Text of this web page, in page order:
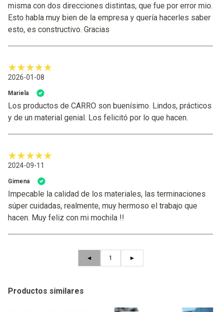
misma con dos direcciones distintas, que fue por error mio.
Esto habla muy bien de la empresa y quería hacerles saber
esto, es constructivo. Gracias
2026-01-08
Mariela
Los productos de CARRO son buenísimo. Lindos, prácticos
y de un material genial. Los felicitó por lo que hacen.
2024-09-11
Gimena
Impecable la calidad de los materiales, las terminaciones
súper cuidadas, realmente, muy hermoso el trabajo que
hacen. Muy feliz con mi mochila !!
◄ 1 ►
Productos similares